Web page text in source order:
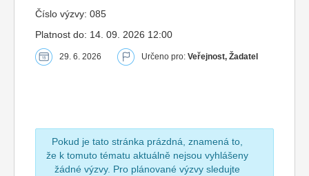
Číslo výzvy: 085
Platnost do: 14. 09. 2026 12:00
29. 6. 2026 Určeno pro: Veřejnost, Žadatel
Pokud je tato stránka prázdná, znamená to,
že k tomuto tématu aktuálně nejsou vyhlášeny
žádné výzvy. Pro plánované výzvy sledujte